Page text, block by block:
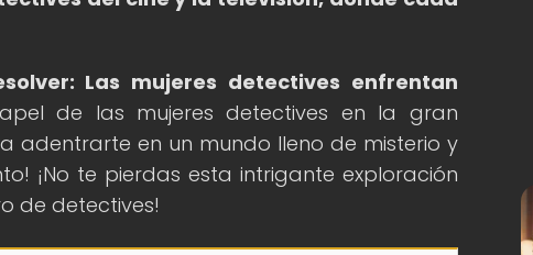
Las mujeres detectives enfrentan
de las mujeres detectives en la gran
adentrarte en un mundo lleno de misterio y
¡No te pierdas esta intrigante exploración
de detectives!